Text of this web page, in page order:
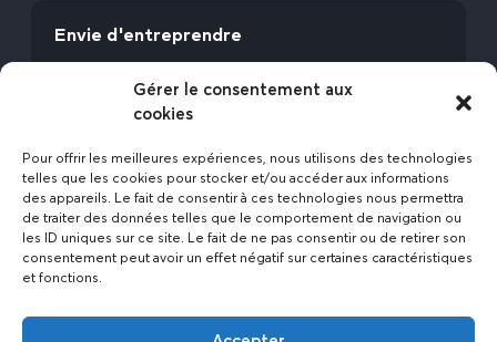
Gérer le consentement aux
cookies
Pour offrir les meilleures expériences, nous utilisons des technologies
telles que les cookies pour stocker et/ou accéder aux informations
des appareils. Le fait de consentir à ces technologies nous permettra
de traiter des données telles que le comportement de navigation ou
les ID uniques sur ce site. Le fait de ne pas consentir ou de retirer son
consentement peut avoir un effet négatif sur certaines caractéristiques
et fonctions.
Envie d'entreprendre
avec l’Expert Etat des Lieux !
Rejoignez-nous